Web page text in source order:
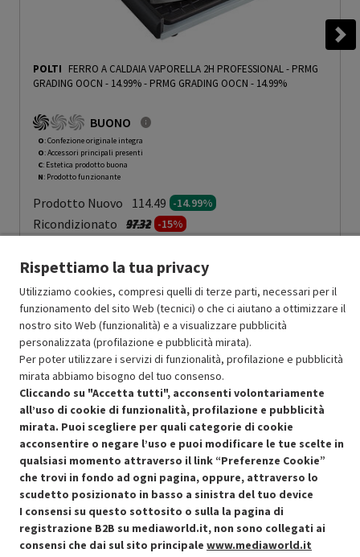
POLTI FERRO A CALDAIA VAPORELLA 2H PROFESSIONAL - PRMG
GRADING OOCN - 14.99%- PRMG GRADING OOCN - 14.99%
BUONO
O: Confezione originale integra
O: Accessori principali presenti
C: Estetica prodotto buona
N: Prodotto funzionante
Prodotto Nuovo 114.49 -14.99%
Ricondizionato Prezzo ridotto da
97.32a-15%
82.72
Aggiungi al carrello
SCONTO RICONDIZIONATI
Approfitta dello sconto del 15% sul prodotto ricondizionato.
Condizioni generali di vendita
Cookie Policy
Preferenze cookie
Recedere dal contratto qui
Rispettiamo la tua privacy
Utilizziamo cookies, compresi quelli di terze parti, necessari per il
funzionamento del sito Web (tecnici) o che ci aiutano a ottimizzare il
nostro sito Web (funzionalità) e a visualizzare pubblicità
personalizzata (profilazione e pubblicità mirata).
Per poter utilizzare i servizi di funzionalità, profilazione e pubblicità
mirata abbiamo bisogno del tuo consenso.
Cliccando su "Accetta tutti", acconsenti volontariamente
all’uso di cookie di funzionalità, profilazione e pubblicità
mirata. Puoi scegliere per quali categorie di cookie
acconsentire o negare l’uso e puoi modificare le tue scelte in
qualsiasi momento attraverso il link “Preferenze Cookie”
che trovi in fondo ad ogni pagina, oppure, attraverso lo
scudetto posizionato in basso a sinistra del tuo device
I consensi su questo sottosito o sulla la pagina di
registrazione B2B su mediaworld.it, non sono collegati ai
consensi che dai sul sito principale www.mediaworld.it